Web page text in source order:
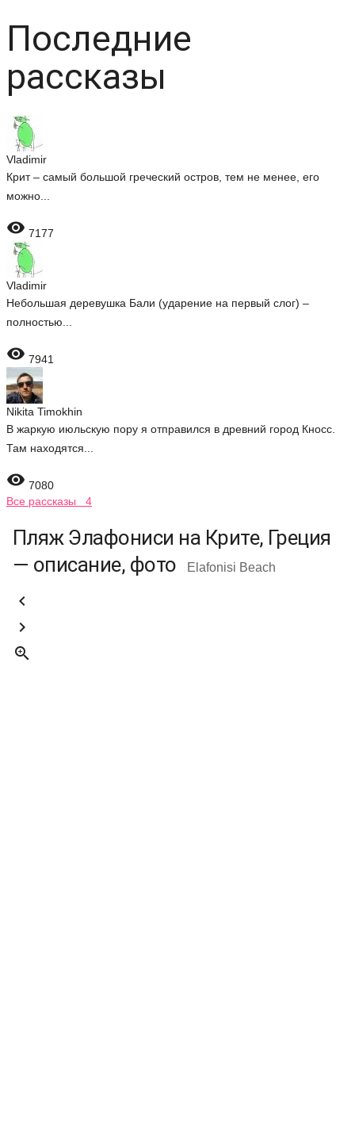
Последние
рассказы
Vladimir
Крит – самый большой греческий остров, тем не менее, его
можно...
 7177
Vladimir
Небольшая деревушка Бали (ударение на первый слог) –
полностью...
 7941
Nikita Timokhin
В жаркую июльскую пору я отправился в древний город Кносс.
Там находятся...
 7080
Все рассказы 4
Пляж Элафониси на Крите, Греция
— описание, фото
Elafonisi Beach


